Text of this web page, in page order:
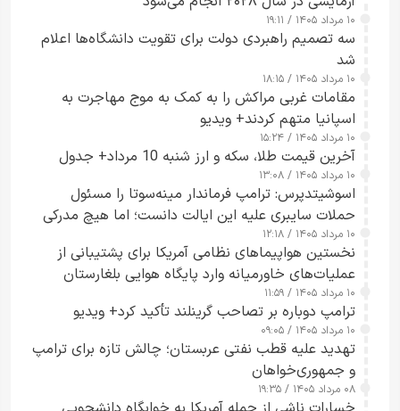
۱۰ مرداد ۱۴۰۵ / ۱۹:۱۱
سه تصمیم راهبردی دولت برای تقویت دانشگاه‌ها اعلام
شد
۱۰ مرداد ۱۴۰۵ / ۱۸:۱۵
مقامات غربی مراکش را به کمک به موج مهاجرت به
اسپانیا متهم کردند+ ویدیو
۱۰ مرداد ۱۴۰۵ / ۱۵:۲۴
آخرین قیمت طلا، سکه و ارز شنبه 10 مرداد+ جدول
۱۰ مرداد ۱۴۰۵ / ۱۳:۰۸
اسوشیتدپرس: ترامپ فرماندار مینه‌سوتا را مسئول
حملات سایبری علیه این ایالت دانست؛ اما هیچ مدرکی
ارائه نکرد
۱۰ مرداد ۱۴۰۵ / ۱۲:۱۸
نخستین هواپیماهای نظامی آمریکا برای پشتیبانی از
عملیات‌های خاورمیانه وارد پایگاه هوایی بلغارستان
شدند
۱۰ مرداد ۱۴۰۵ / ۱۱:۵۹
ترامپ دوباره بر تصاحب گرینلند تأکید کرد+ ویدیو
۱۰ مرداد ۱۴۰۵ / ۰۹:۰۵
تهدید علیه قطب نفتی عربستان؛ چالش تازه برای ترامپ
و جمهوری‌خواهان
۰۸ مرداد ۱۴۰۵ / ۱۹:۳۵